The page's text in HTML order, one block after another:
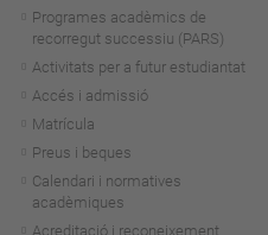
Programes acadèmics de
recorregut successiu (PARS)
Activitats per a futur estudiantat
Accés i admissió
Matrícula
Preus i beques
Calendari i normatives
acadèmiques
Acreditació i reconeixement